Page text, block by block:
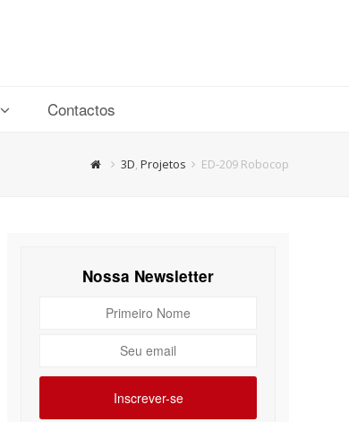
Contactos
3D, Projetos ED-209 Robocop
Nossa Newsletter
Inscrever-se